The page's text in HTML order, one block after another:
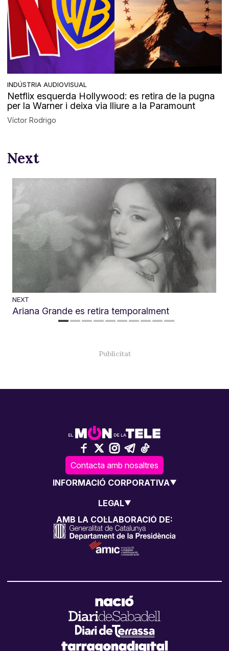
INDÚSTRIA AUDIOVISUAL
Netflix esquerda Hollywood: es retira de la pugna
per la Warner i deixa via lliure a la Paramount
Víctor Rodrigo
Next
NEXT
Ariana Grande es retira temporalment
Contacta amb nosaltres
INFORMACIÓ CORPORATIVA
LEGAL
AMB LA COL·LABORACIÓ DE: